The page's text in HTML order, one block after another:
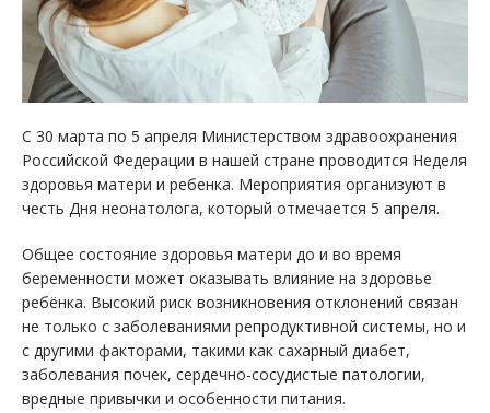
С 30 марта по 5 апреля Министерством здравоохранения
Российской Федерации в нашей стране проводится Неделя
здоровья матери и ребенка. Мероприятия организуют в
честь Дня неонатолога, который отмечается 5 апреля.
Общее состояние здоровья матери до и во время
беременности может оказывать влияние на здоровье
ребёнка. Высокий риск возникновения отклонений связан
не только с заболеваниями репродуктивной системы, но и
с другими факторами, такими как сахарный диабет,
заболевания почек, сердечно-сосудистые патологии,
вредные привычки и особенности питания.